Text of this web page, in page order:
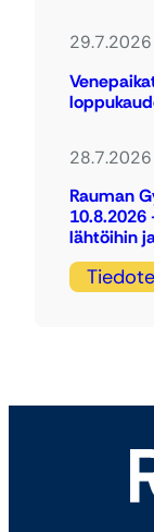
29.7.2026
28.7.2026
Rauman
10.8.2026
lähtöihin